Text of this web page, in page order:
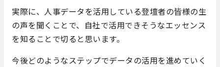
実際に、人事データを活用している登壇者の皆様の生
の声を聞くことで、自社で活用できそうなエッセンス
を知ることで切ると思います。
今後どのようなステップでデータの活用を進めていく